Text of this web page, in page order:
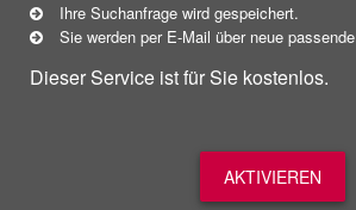
Ihre Suchanfrage wird gespeichert.
Sie werden per E-Mail über neue passende
Dieser Service ist für Sie kostenlos.
AKTIVIEREN